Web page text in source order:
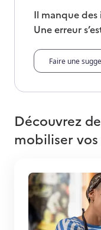
Il manque
Une erreur
Faire une
Découvrez
mobiliser vos